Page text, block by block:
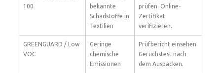
100
bekannte
Schadstoffe in
Textilien
prüfen. Online-
Zertifikat
verifizieren.
GREENGUARD / Low
VOC
Geringe
chemische
Emissionen
Prüfbericht einsehen.
Geruchstest nach
dem Auspacken.